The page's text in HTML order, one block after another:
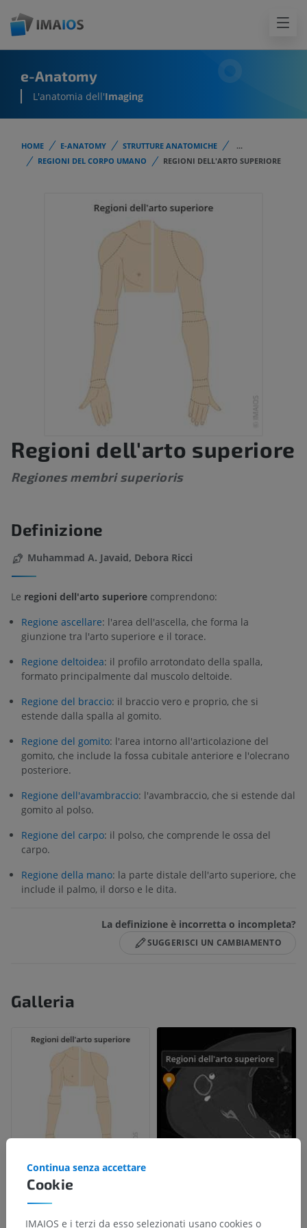
e-Anatomy
L'anatomia dell'Imaging
HOME E-ANATOMY STRUTTURE ANATOMICHE
...
REGIONI DEL CORPO UMANO
REGIONI DELL'ARTO SUPERIORE
Regioni dell'arto superiore
Regiones membri superioris
Definizione
Muhammad A. Javaid, Debora Ricci
Le regioni dell'arto superiore comprendono:
Regione ascellare: l'area dell'ascella, che forma la
giunzione tra l'arto superiore e il torace.
Regione deltoidea: il profilo arrotondato della spalla,
formato principalmente dal muscolo deltoide.
Regione del braccio: il braccio vero e proprio, che si
estende dalla spalla al gomito.
Regione del gomito: l'area intorno all'articolazione del
gomito, che include la fossa cubitale anteriore e l'olecrano
posteriore.
Regione dell'avambraccio: l'avambraccio, che si estende dal
gomito al polso.
Regione del carpo: il polso, che comprende le ossa del
carpo.
Regione della mano: la parte distale dell'arto superiore, che
include il palmo, il dorso e le dita.
La definizione è incorretta o incompleta?
SUGGERISCI UN CAMBIAMENTO
Galleria
Cookie
Continua senza accettare
IMAIOS e i terzi da esso selezionati usano cookies o